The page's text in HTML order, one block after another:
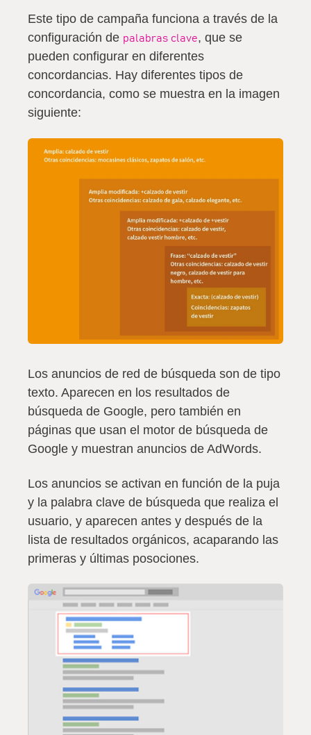
Este tipo de campaña funciona a través de la
configuración de palabras clave, que se
pueden configurar en diferentes
concordancias. Hay diferentes tipos de
concordancia, como se muestra en la imagen
siguiente:
Los anuncios de red de búsqueda son de tipo
texto. Aparecen en los resultados de
búsqueda de Google, pero también en
páginas que usan el motor de búsqueda de
Google y muestran anuncios de AdWords.
Los anuncios se activan en función de la puja
y la palabra clave de búsqueda que realiza el
usuario, y aparecen antes y después de la
lista de resultados orgánicos, acaparando las
primeras y últimas posociones.